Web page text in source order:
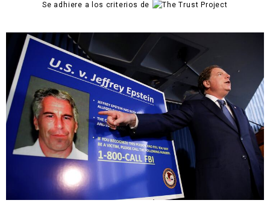
Se adhiere a los criterios de